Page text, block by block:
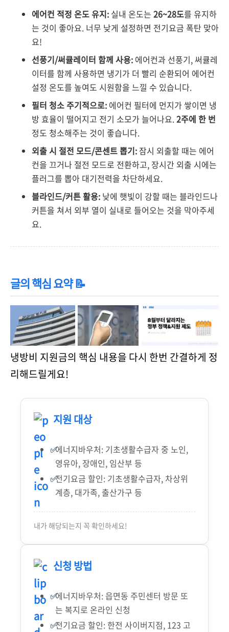
에어컨 적정 온도 유지: 실내 온도는 26~28도를 유지하
는 것이 좋아요. 너무 낮게 설정하면 전기요금 폭탄 맞아
요!
선풍기/써큘레이터 함께 사용: 에어컨과 선풍기, 써큘레
이터를 함께 사용하면 냉기가 더 빨리 순환되어 에어컨
설정 온도를 높여도 시원함을 느낄 수 있습니다.
필터 청소 주기적으로: 에어컨 필터에 먼지가 쌓이면 냉
방 효율이 떨어지고 전기 소모가 늘어나요. 2주에 한 번
정도 청소해주는 것이 좋습니다.
외출 시 절전 모드/콘센트 뽑기: 잠시 외출할 때는 에어
컨을 끄거나 절전 모드로 전환하고, 장시간 외출 시에는
플러그를 뽑아 대기전력을 차단하세요.
블라인드/커튼 활용: 낮에 햇빛이 강할 때는 블라인드나
커튼을 쳐서 외부 열이 실내로 들어오는 것을 막아주세
요.
글의 핵심 요약 📝
냉방비 지원금의 핵심 내용을 다시 한번 간결하게 정
리해드릴게요!
지원 대상
에너지바우처: 기초생활수급자 중 노인,
영유아, 장애인, 임산부 등
전기요금 할인: 기초생활수급자, 차상위
계층, 대가족, 출산가구 등
내가 해당되는지 꼭 확인하세요!
신청 방법
에너지바우처: 읍면동 주민센터 방문 또
는 복지로 온라인 신청
전기요금 할인: 한전 사이버지점, 123 고